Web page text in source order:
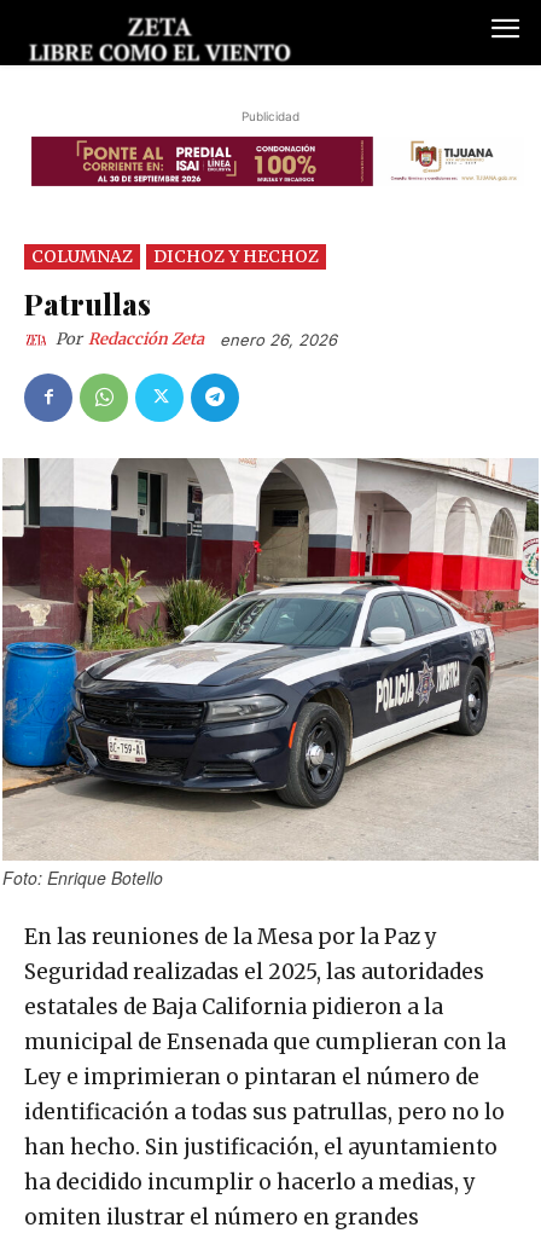
Publicidad
COLUMNAZ DICHOZ Y HECHOZ
Patrullas
Por Redacción Zeta enero 26, 2026
Foto: Enrique Botello
En las reuniones de la Mesa por la Paz y
Seguridad realizadas el 2025, las autoridades
estatales de Baja California pidieron a la
municipal de Ensenada que cumplieran con la
Ley e imprimieran o pintaran el número de
identificación a todas sus patrullas, pero no lo
han hecho. Sin justificación, el ayuntamiento
ha decidido incumplir o hacerlo a medias, y
omiten ilustrar el número en grandes